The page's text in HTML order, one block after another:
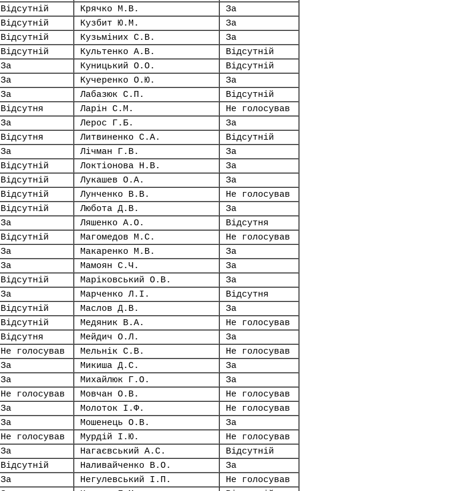
Відсутній Крячко М.В.
За
Відсутній Кузбит Ю.М.
За
Відсутній Кузьміних С.В.
За
Відсутній Культенко А.В.
Відсутній
За Куницький О.О.
Відсутній
За Кучеренко О.Ю.
За
За Лабазюк С.П.
Відсутній
Відсутня Ларін С.М.
Не голосував
За Лерос Г.Б.
За
Відсутня Литвиненко С.А.
Відсутній
За Лічман Г.В.
За
Відсутній Локтіонова Н.В.
За
Відсутній Лукашев О.А.
За
Відсутній Лунченко В.В.
Не голосував
Відсутній Любота Д.В.
За
За Ляшенко А.О.
Відсутня
Відсутній Магомедов М.С.
Не голосував
За Макаренко М.В.
За
За Мамоян С.Ч.
За
Відсутній Маріковський О.В.
За
За Марченко Л.І.
Відсутня
Відсутній Маслов Д.В.
За
Відсутній Медяник В.А.
Не голосував
Відсутня Мейдич О.Л.
За
Не голосував Мельнік С.В.
Не голосував
За Микиша Д.С.
За
За Михайлюк Г.О.
За
Не голосував Мовчан О.В.
Не голосував
За Молоток І.Ф.
Не голосував
За Мошенець О.В.
За
Не голосував Мурдій І.Ю.
Не голосував
За Нагаєвський А.С.
Відсутній
Відсутній Наливайченко В.О.
За
За Негулевський І.П.
Не голосував